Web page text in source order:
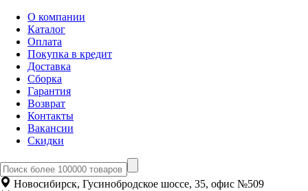
О компании
Каталог
Оплата
Покупка в кредит
Доставка
Сборка
Гарантия
Возврат
Контакты
Вакансии
Скидки
Новосибирск, Гусинобродское шоссе, 35, офис №509